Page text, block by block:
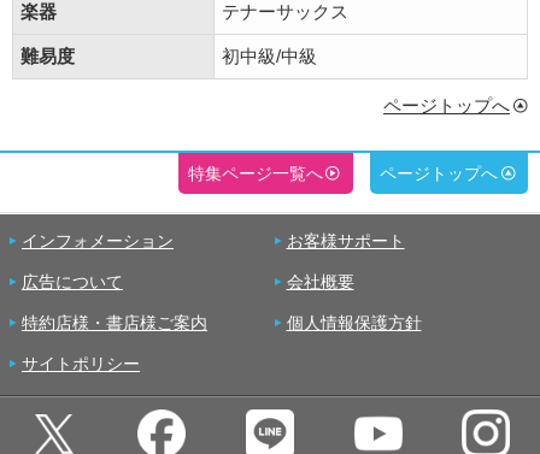
楽器 テナーサックス
難易度 初中級/中級
ページトップへ
特集ページ一覧へ ページトップへ
インフォメーション お客様サポート
広告について 会社概要
特約店様・書店様ご案内 個人情報保護方針
サイトポリシー